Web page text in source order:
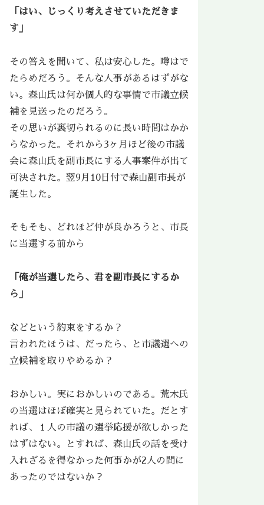
「はい、じっくり考えさせていただきま
す」
その答えを聞いて、私は安心した。噂はで
たらめだろう。そんな人事があるはずがな
い。森山氏は何か個人的な事情で市議立候
補を見送ったのだろう。
その思いが裏切られるのに長い時間はかか
らなかった。それから3ヶ月ほど後の市議
会に森山氏を副市長にする人事案件が出て
可決された。翌9月10日付で森山副市長が
誕生した。
そもそも、どれほど仲が良かろうと、市長
に当選する前から
「俺が当選したら、君を副市長にするか
ら」
などという約束をするか？
言われたほうは、だったら、と市議選への
立候補を取りやめるか？
おかしい。実におかしいのである。荒木氏
の当選はほぼ確実と見られていた。だとす
れば、１人の市議の選挙応援が欲しかった
はずはない。とすれば、森山氏の話を受け
入れざるを得なかった何事かが2人の間に
あったのではないか？